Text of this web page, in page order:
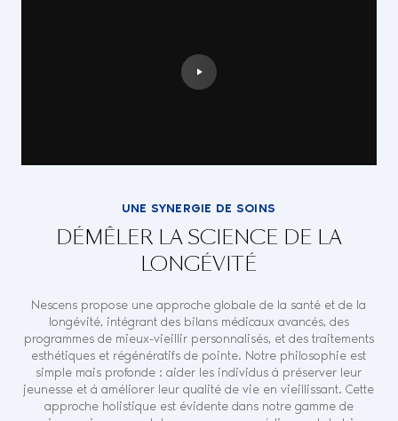
UNE SYNERGIE DE SOINS
DÉMÊLER LA SCIENCE DE LA
LONGÉVITÉ
Nescens propose une approche globale de la santé et de la
longévité, intégrant des bilans médicaux avancés, des
programmes de mieux-vieillir personnalisés, et des traitements
esthétiques et régénératifs de pointe. Notre philosophie est
simple mais profonde : aider les individus à préserver leur
jeunesse et à améliorer leur qualité de vie en vieillissant. Cette
approche holistique est évidente dans notre gamme de